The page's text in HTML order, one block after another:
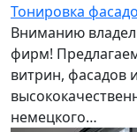
Тонировка
Вниманию
фирм!
витрин, фасадов
немецкого…